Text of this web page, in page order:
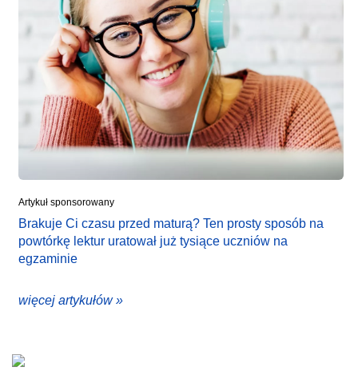
Artykuł sponsorowany
Brakuje Ci czasu przed maturą? Ten prosty sposób na
powtórkę lektur uratował już tysiące uczniów na
egzaminie
więcej artykułów »